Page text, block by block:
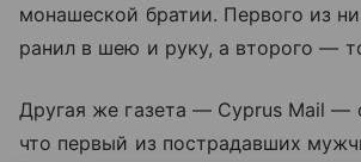
монашеской братии. Первого из
ранил в шею и руку, а второго —
Другая же газета — Cyprus Mail —
что первый из пострадавших